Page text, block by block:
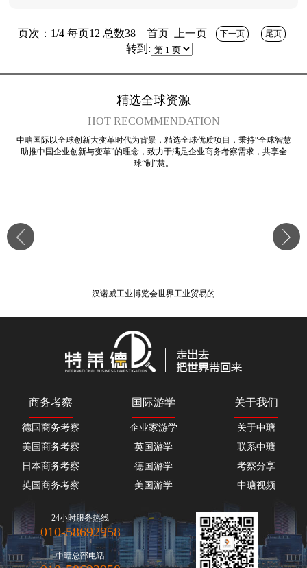
页次：1/4 每页12 总数38 首页 上一页 下一页 尾页
转到:
精选全球资源
HOT RECOMMENDATION
中瑭国际以全球创新大变革时代为背景，精选全球优质项目，秉持“全球智慧
助推中国企业创新与变革”的理念，致力于满足企业商务考察需求，共享全
球“制”慧。
汉诺威工业博览会世界工业贸易的
商务考察
德国商务考察
美国商务考察
日本商务考察
英国商务考察
国际游学
企业家游学
英国游学
德国游学
美国游学
关于我们
关于中瑭
联系中瑭
考察分享
中瑭视频
24小时服务热线
010-58692958
中瑭总部电话